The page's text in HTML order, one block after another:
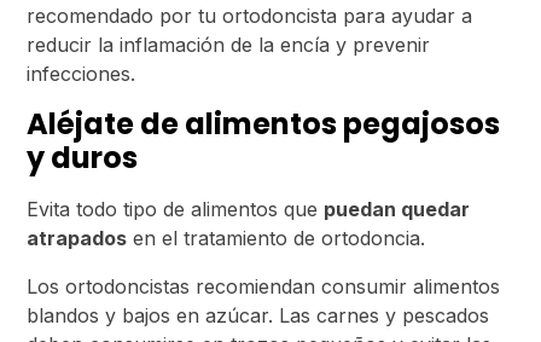
recomendado por tu ortodoncista para ayudar a
reducir la inflamación de la encía y prevenir
infecciones.
Aléjate de alimentos pegajosos
y duros
Evita todo tipo de alimentos que puedan quedar
atrapados en el tratamiento de ortodoncia.
Los ortodoncistas recomiendan consumir alimentos
blandos y bajos en azúcar. Las carnes y pescados